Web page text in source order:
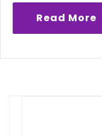
Read More